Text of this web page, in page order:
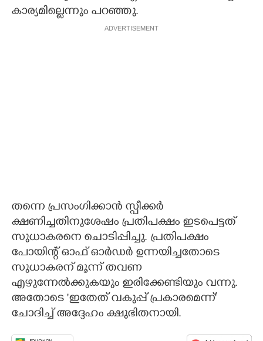
കാര്യമില്ലെന്നും പറഞ്ഞു.
ADVERTISEMENT
തന്നെ പ്രസംഗിക്കാൻ സ്പീക്കർ
ക്ഷണിച്ചതിനുശേഷം പ്രതിപക്ഷം ഇടപെട്ടത്
സുധാകരനെ ചൊടിപ്പിച്ചു. പ്രതിപക്ഷം
പോയിന്റ് ഓഫ് ഓർഡർ ഉന്നയിച്ചതോടെ
സുധാകരന് മൂന്ന് തവണ
എഴുന്നേൽക്കുകയും ഇരിക്കേണ്ടിയും വന്നു.
അതോടെ 'ഇതേത് വകുപ്പ് പ്രകാരമെന്ന്'
ചോദിച്ച് അദ്ദേഹം ക്ഷുഭിതനായി.